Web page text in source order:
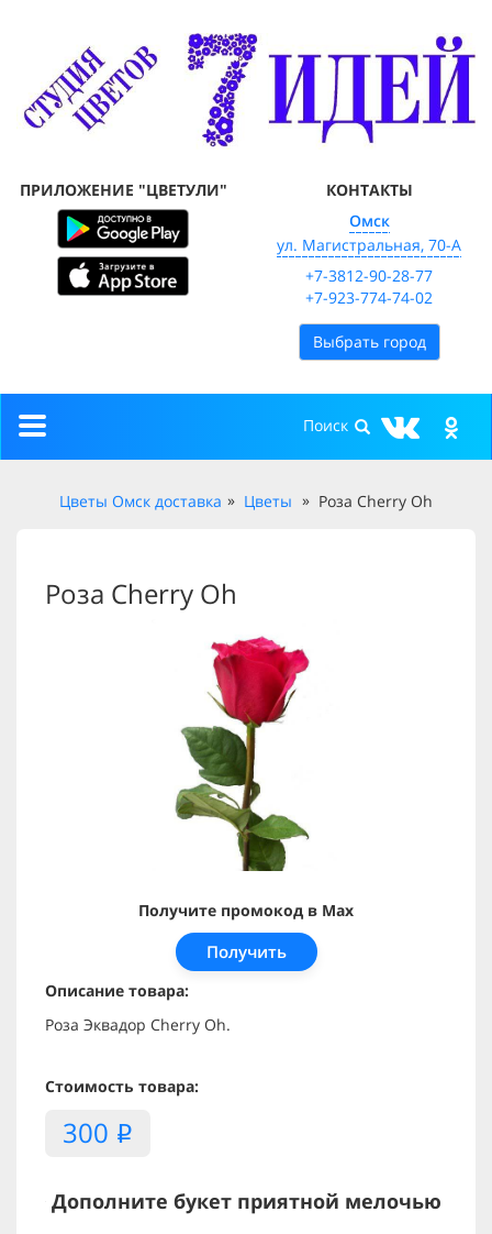
ПРИЛОЖЕНИЕ "ЦВЕТУЛИ"
КОНТАКТЫ
Омск
ул. Магистральная, 70-А
+7-3812-90-28-77
+7-923-774-74-02
Выбрать город
Toggle
Цветы Омск доставка Цветы Роза Cherry Oh
Роза Cherry Oh
Получите промокод в Max
Получить
Описание товара:
Роза Эквадор Cherry Oh.
Стоимость товара:
300 i
Дополните букет приятной мелочью